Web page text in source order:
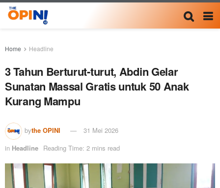
Home Headline
3 Tahun Berturut-turut, Abdin Gelar
Sunatan Massal Gratis untuk 50 Anak
Kurang Mampu
bythe OPINI
31 Mei 2026
in Headline Reading Time: 2 mins read